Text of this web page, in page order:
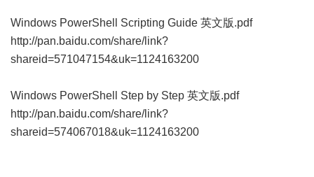
Windows PowerShell Scripting Guide 英文版.pdf
http://pan.baidu.com/share/link?
shareid=571047154&uk=1124163200
Windows PowerShell Step by Step 英文版.pdf
http://pan.baidu.com/share/link?
shareid=574067018&uk=1124163200